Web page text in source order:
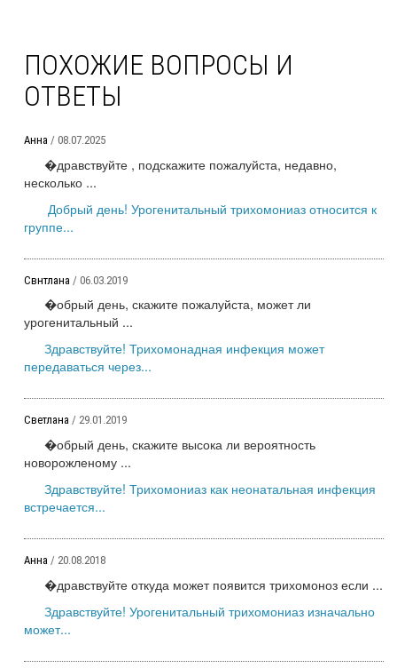
ПОХОЖИЕ ВОПРОСЫ И
ОТВЕТЫ
Анна / 08.07.2025
�дравствуйте , подскажите пожалуйста, недавно,
несколько ...
Добрый день! Урогенитальный трихомониаз относится к
группе...
Свнтлана / 06.03.2019
�обрый день, скажите пожалуйста, может ли
урогенитальный ...
Здравствуйте! Трихомонадная инфекция может
передаваться через...
Светлана / 29.01.2019
�обрый день, скажите высока ли вероятность
новорожленому ...
Здравствуйте! Трихомониаз как неонатальная инфекция
встречается...
Анна / 20.08.2018
�дравствуйте откуда может появится трихомоноз если ...
Здравствуйте! Урогенитальный трихомониаз изначально
может...